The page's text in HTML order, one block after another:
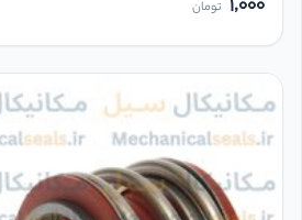
1,000 تومان